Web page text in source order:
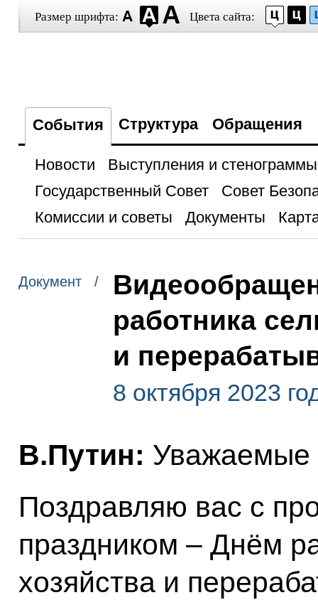
Размер шрифта: Цвета сайта:
События Структура Обращения
Новости
Выступления и стенограммы
Государственный Совет
Совет
Комиссии и советы
Документы
Документ /
работника
и
8 октября 2023
В.Путин: Уважаемые
Поздравляю вас с
праздником – Днём
хозяйства и